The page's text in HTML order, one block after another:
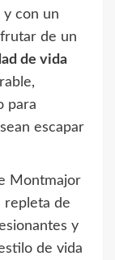
y con un
de un
de vida
para
escapar
Montmajor
repleta de
y
de vida